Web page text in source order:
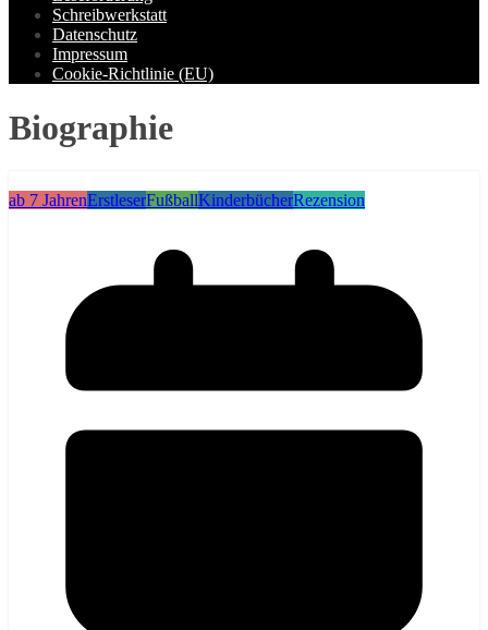
Schreibwerkstatt
Datenschutz
Impressum
Cookie-Richtlinie (EU)
Biographie
ab 7 JahrenErstleserFußballKinderbücherRezension